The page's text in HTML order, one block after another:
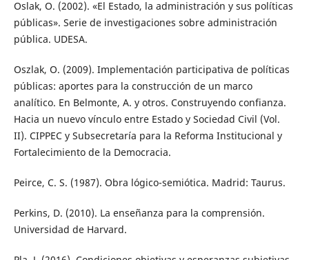
Oslak, O. (2002). «El Estado, la administración y sus políticas
públicas». Serie de investigaciones sobre administración
pública. UDESA.
Oszlak, O. (2009). Implementación participativa de políticas
públicas: aportes para la construcción de un marco
analítico. En Belmonte, A. y otros. Construyendo confianza.
Hacia un nuevo vínculo entre Estado y Sociedad Civil (Vol.
II). CIPPEC y Subsecretaría para la Reforma Institucional y
Fortalecimiento de la Democracia.
Peirce, C. S. (1987). Obra lógico-semiótica. Madrid: Taurus.
Perkins, D. (2010). La enseñanza para la comprensión.
Universidad de Harvard.